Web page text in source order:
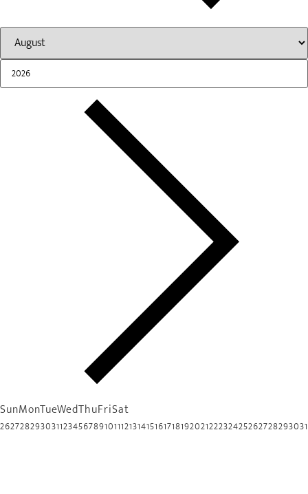
SunMonTueWedThuFriSat
26272829303112345678910111213141516171819202122232425262728293031